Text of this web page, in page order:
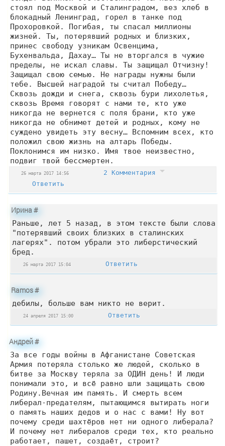
стоял под Москвой и Сталинградом, вез хлеб в
блокадный Ленинград, горел в танке под
Прохоровкой. Погибая, ты спасал миллионы
жизней. Ты, потерявший родных и близких,
принес свободу узникам Освенцима,
Бухенвальда, Дахау… Ты не вторгался в чужие
пределы, не искал славы. Ты защищал Отчизну!
Защищал свою семью. Не награды нужны были
тебе. Высшей наградой ты считал Победу…
Сквозь дожди и снега, сквозь бури лихолетья,
сквозь Время говорят с нами те, кто уже
никогда не вернется с поля брани, кто уже
никогда не обнимет детей и родных, кому не
суждено увидеть эту весну… Вспомним всех, кто
положил свою жизнь на алтарь Победы.
Поклонимся им низко. Имя твое неизвестно,
подвиг твой бессмертен.
26 марта 2017 14:56
2 Комментария
Ответить
Ирина#
Раньше, лет 5 назад, в этом тексте были слова
"потерявший своих близких в сталинских
лагерях". потом убрали это либерстический
бред.
26 марта 2017 15:04 Ответить
Ramos#
дебилы, больше вам никто не верит.
24 апреля 2017 15:00 Ответить
Андрей#
За все годы войны в Афганистане Советская
Армия потеряла столько же людей, сколько в
битве за Москву теряла за ОДИН день! И люди
понимали это, и всё равно шли защищать свою
Родину.Вечная им память. И смерть всем
либерал-предателям, пытающимся вытирать ноги
о память наших дедов и о нас с вами! Ну вот
почему среди шахтёров нет ни одного либерала?
И почему нет либералов среди тех, кто реально
работает, пашет, создаёт, строит?